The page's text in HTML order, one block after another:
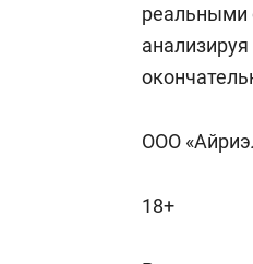
реальными
ООО
18+